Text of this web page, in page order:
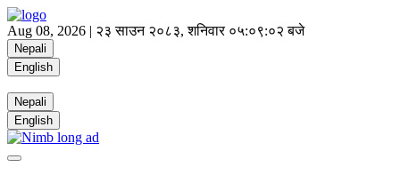
Aug 08, 2026 | २३ साउन २०८३, शनिवार ०५:०९:०२ बजे
Nepali
English
Nepali
English